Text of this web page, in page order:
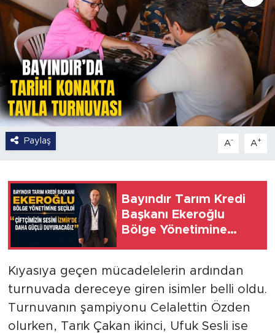
Paylaş A- A+
Bayındır Tarım Kredi
Başkanı Ekeroğlu
Bölge Yönetimine
Güçlü Duyuracağız”
Kıyasıya geçen mücadelelerin ardından
turnuvada dereceye giren isimler belli oldu.
Turnuvanın şampiyonu Celalettin Özden
olurken, Tarık Çakan ikinci, Ufuk Sesli ise